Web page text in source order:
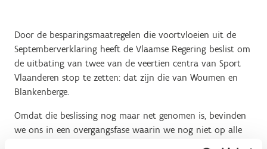
Door de besparingsmaatregelen die voortvloeien uit de
Septemberverklaring heeft de Vlaamse Regering beslist om
de uitbating van twee van de veertien centra van Sport
Vlaanderen stop te zetten: dat zijn die van Woumen en
Blankenberge.
Omdat die beslissing nog maar net genomen is, bevinden
we ons in een overgangsfase waarin we nog niet op alle